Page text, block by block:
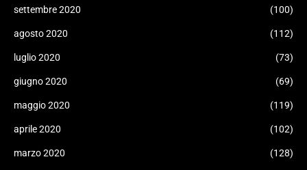
settembre 2020 (100)
agosto 2020 (112)
luglio 2020 (73)
giugno 2020 (69)
maggio 2020 (119)
aprile 2020 (102)
marzo 2020 (128)